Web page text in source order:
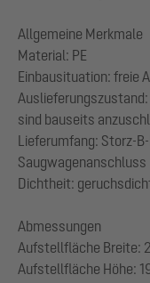
Allgemeine Merkmale
Material: PE
Einbausituation: freie
sind bauseits
Lieferumfang: Storz-
Saugwagenanschluss
Dichtheit:
Abmessungen
Aufstellfläche Breite:
Aufstellfläche Höhe: